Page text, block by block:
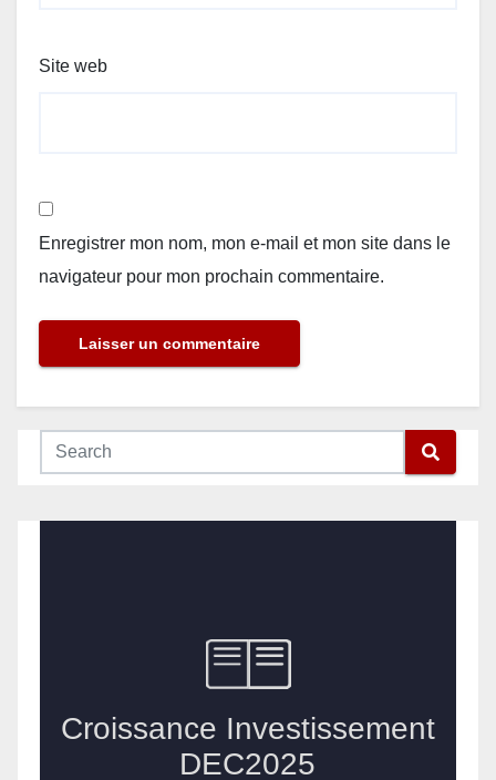
Site web
Enregistrer mon nom, mon e-mail et mon site dans le
navigateur pour mon prochain commentaire.